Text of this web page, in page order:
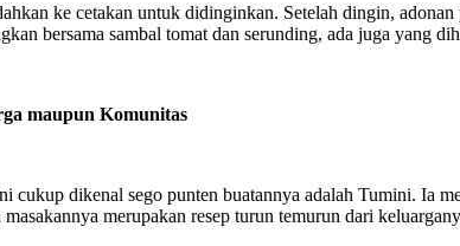
ke cetakan untuk didinginkan. Setelah dingin,
bersama sambal tomat dan serunding, ada juga yang
maupun Komunitas
cukup dikenal sego punten buatannya adalah Tumini. Ia
merupakan resep turun temurun dari